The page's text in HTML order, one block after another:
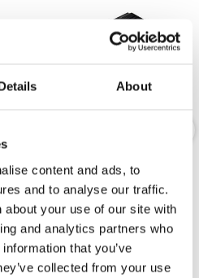
About
content and ads, to
and to analyse our traffic.
about your use of our site with
and analytics partners who
that you’ve
collected from your use
Reiss RS-W800.4D
4-kanals slutsteg 4x225W RMS @ 4 Ohm
Snabblager 1-3 dagar
Finns i lagershop Göteborg